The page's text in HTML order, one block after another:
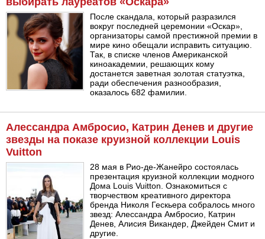
После скандала, который разразился
вокруг последней церемонии «Оскар»,
организаторы самой престижной премии в
мире кино обещали исправить ситуацию.
Так, в списке членов Американской
киноакадемии, решающих кому
достанется заветная золотая статуэтка,
ради обеспечения разнообразия,
оказалось 682 фамилии.
Алессандра Амбросио, Катрин Денев и другие
звезды на показе круизной коллекции Louis
Vuitton
28 мая в Рио-де-Жанейро состоялась
презентация круизной коллекции модного
Дома Louis Vuitton. Ознакомиться с
творчеством креативного директора
бренда Николя Гескьера собралось много
звезд: Алессандра Амбросио, Катрин
Денев, Алисия Викандер, Джейден Смит и
другие.